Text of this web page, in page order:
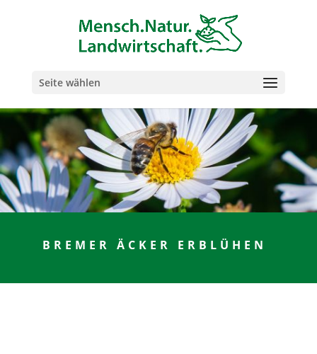
Seite wählen
BREMER ÄCKER ERBLÜHEN